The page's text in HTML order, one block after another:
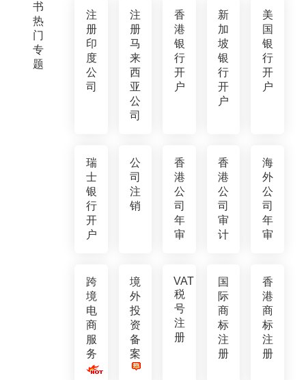
书
热
门
专
题
注
册
印
度
公
司
注
册
马
来
西
亚
公
司
香
港
银
行
开
户
新
加
坡
银
行
开
户
美
国
银
行
开
户
瑞
士
银
行
开
户
公
司
注
销
香
港
公
司
年
审
香
港
公
司
审
计
海
外
公
司
年
审
跨
境
电
商
服
务
境
外
投
资
备
案
VAT
税
号
注
册
国
际
商
标
注
册
香
港
商
标
注
册